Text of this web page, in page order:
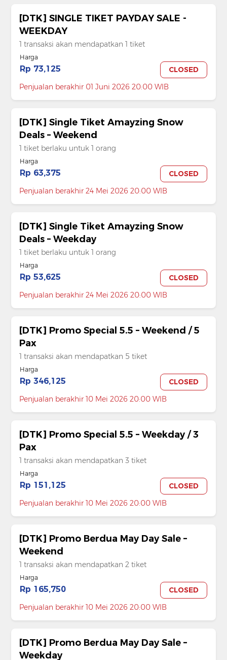
[DTK] SINGLE TIKET PAYDAY SALE -
WEEKDAY
1 transaksi akan mendapatkan 1 tiket
Harga
Rp 73,125
CLOSED
Penjualan berakhir 01 Juni 2026 20:00 WIB
[DTK] Single Tiket Amayzing Snow
Deals – Weekend
1 tiket berlaku untuk 1 orang
Harga
Rp 63,375
CLOSED
Penjualan berakhir 24 Mei 2026 20:00 WIB
[DTK] Single Tiket Amayzing Snow
Deals – Weekday
1 tiket berlaku untuk 1 orang
Harga
Rp 53,625
CLOSED
Penjualan berakhir 24 Mei 2026 20:00 WIB
[DTK] Promo Special 5.5 – Weekend / 5
Pax
1 transaksi akan mendapatkan 5 tiket
Harga
Rp 346,125
CLOSED
Penjualan berakhir 10 Mei 2026 20:00 WIB
[DTK] Promo Special 5.5 – Weekday / 3
Pax
1 transaksi akan mendapatkan 3 tiket
Harga
Rp 151,125
CLOSED
Penjualan berakhir 10 Mei 2026 20:00 WIB
[DTK] Promo Berdua May Day Sale –
Weekend
1 transaksi akan mendapatkan 2 tiket
Harga
Rp 165,750
CLOSED
Penjualan berakhir 10 Mei 2026 20:00 WIB
[DTK] Promo Berdua May Day Sale –
Weekday